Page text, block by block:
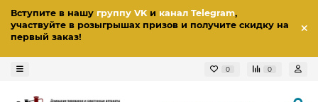
Вступите в нашу группу VKи канал Telegram,
участвуйте в розыгрышах призов и получите скидку на
первый заказ!
0 0